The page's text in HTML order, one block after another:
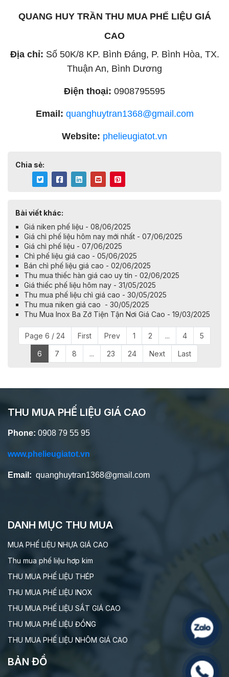
QUANG HUY TRẦN THU MUA PHẾ LIỆU GIÁ
CAO
Địa chỉ: Số 50K/8 KP. Bình Đáng, P. Bình Hòa, TX.
Thuận An, Bình Dương
Điện thoại: 0908795595
Email: quanghuytran1368@gmail.com
Website: phelieugiatot.vn
Chia sẻ:
Bài viết khác:
Giá niken phế liệu - 08/06/2025
Giá chì phế liệu hôm nay mới nhất - 07/06/2025
Giá chì phế liệu - 07/06/2025
Chì phế liệu giá cao - 05/06/2025
Bán chì phế liệu giá cao - 02/06/2025
Thu mua thiếc hàn giá cao uy tín - 02/06/2025
Giá thiếc phế liệu hôm nay - 31/05/2025
Thu mua phế liệu chì giá cao - 30/05/2025
Thu mua niken giá cao - 30/05/2025
Thu Mua Inox Ba Zớ Tiện Tận Nơi Giá Cao - 19/03/2025
Page 6 / 24 First Prev 1 2 ... 4 5
6 7 8 ... 23 24 Next Last
THU MUA PHẾ LIỆU GIÁ CAO
Phone: 0908 79 55 95
www.phelieugiatot.vn
Email: quanghuytran1368@gmail.com
DANH MỤC THU MUA
MUA PHẾ LIỆU NHỰA GIÁ CAO
Thu mua phế liệu hơp kim
THU MUA PHẾ LIỆU THÉP
THU MUA PHẾ LIỆU INOX
THU MUA PHẾ LIỆU SẮT GIÁ CAO
THU MUA PHẾ LIỆU ĐỒNG
THU MUA PHẾ LIỆU NHÔM GIÁ CAO
BẢN ĐỒ